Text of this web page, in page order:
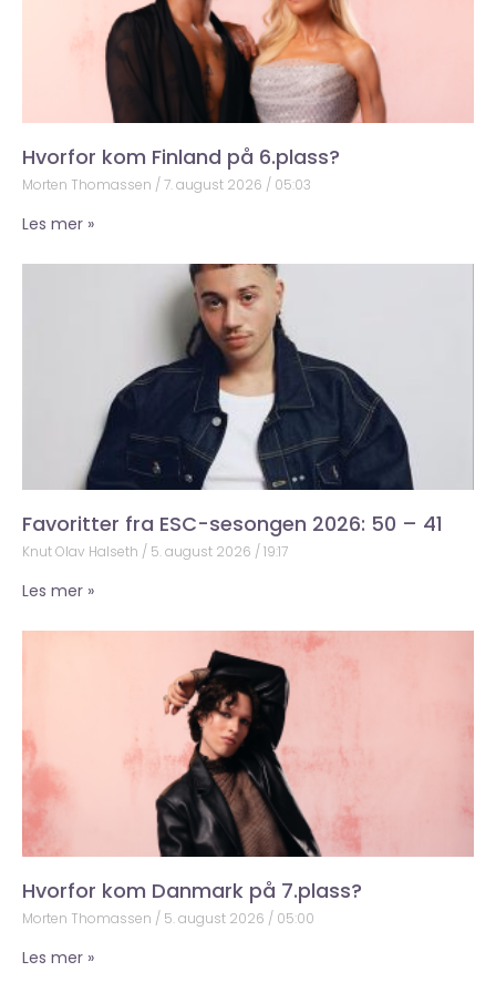
Hvorfor kom Finland på 6.plass?
Morten Thomassen 7. august 2026 05:03
Les mer »
Favoritter fra ESC-sesongen 2026: 50 – 41
Knut Olav Halseth 5. august 2026 19:17
Les mer »
Hvorfor kom Danmark på 7.plass?
Morten Thomassen 5. august 2026 05:00
Les mer »